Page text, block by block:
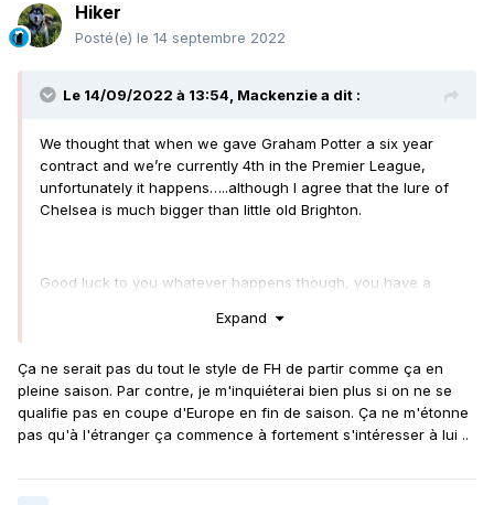
Hiker
Posté(e) le 14 septembre 2022
Le 14/09/2022 à 13:54, Mackenziea dit :
We thought that when we gave Graham Potter a six year
contract and we’re currently 4th in the Premier League,
unfortunately it happens…..although I agree that the lure of
Chelsea is much bigger than little old Brighton.
Good luck to you whatever happens though, you have a
Expand
Ça ne serait pas du tout le style de FH de partir comme ça en
pleine saison. Par contre, je m'inquiéterai bien plus si on ne se
qualifie pas en coupe d'Europe en fin de saison. Ça ne m'étonne
pas qu'à l'étranger ça commence à fortement s'intéresser à lui ..